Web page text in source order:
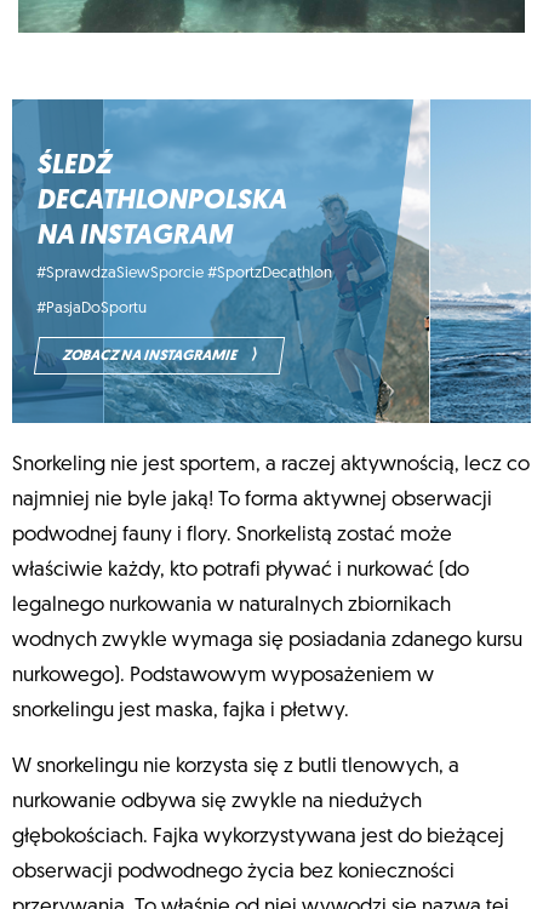
ŚLEDŹ
DECATHLONPOLSKA
NA INSTAGRAM
#SprawdzaSiewSporcie #SportzDecathlon
#PasjaDoSportu
ZOBACZ NA INSTAGRAMIE ⟩
Snorkeling nie jest sportem, a raczej aktywnością, lecz co
najmniej nie byle jaką! To forma aktywnej obserwacji
podwodnej fauny i flory. Snorkelistą zostać może
właściwie każdy, kto potrafi pływać i nurkować (do
legalnego nurkowania w naturalnych zbiornikach
wodnych zwykle wymaga się posiadania zdanego kursu
nurkowego). Podstawowym wyposażeniem w
snorkelingu jest maska, fajka i płetwy.
W snorkelingu nie korzysta się z butli tlenowych, a
nurkowanie odbywa się zwykle na niedużych
głębokościach. Fajka wykorzystywana jest do bieżącej
obserwacji podwodnego życia bez konieczności